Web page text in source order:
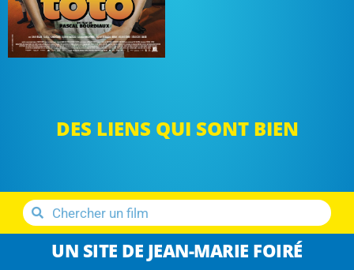
DES LIENS QUI SONT BIEN
UN SITE DE JEAN-MARIE FOIRÉ